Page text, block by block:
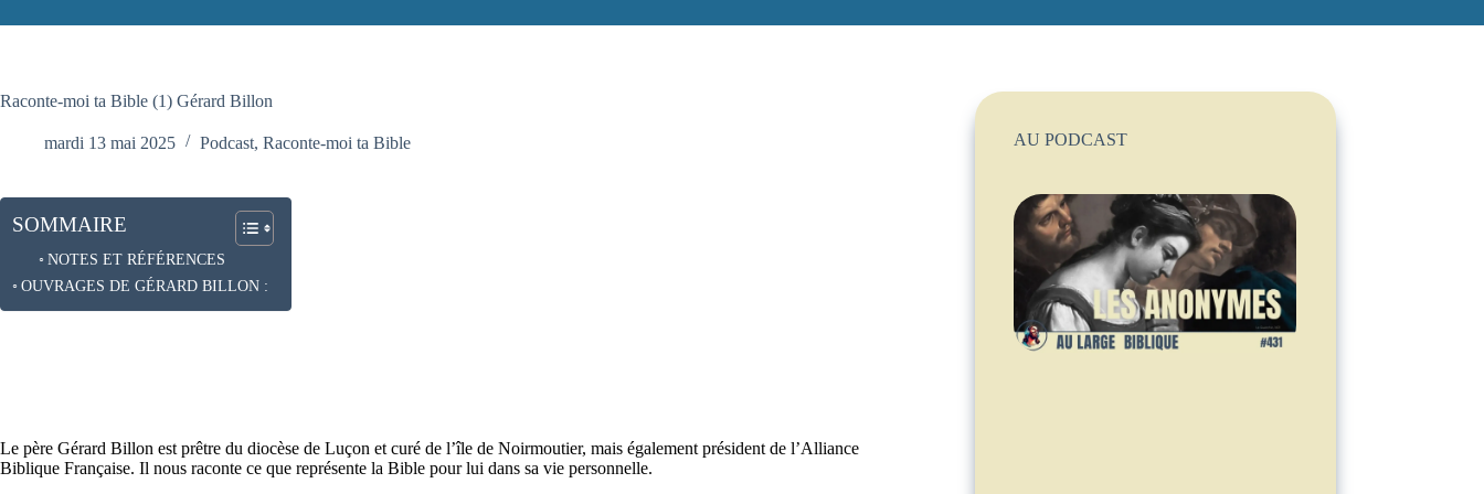
Raconte-moi ta Bible (1) Gérard Billon
mardi 13 mai 2025 Podcast, Raconte-moi ta Bible
SOMMAIRE
NOTES ET RÉFÉRENCES
OUVRAGES DE GÉRARD BILLON :
Le père Gérard Billon est prêtre du diocèse de Luçon et curé de l’île de Noirmoutier, mais également président de l’Alliance
Biblique Française. Il nous raconte ce que représente la Bible pour lui dans sa vie personnelle.
AU PODCAST